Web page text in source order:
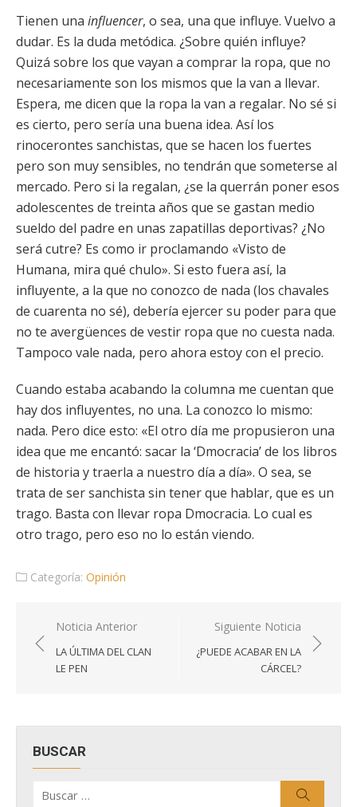
Tienen una influencer, o sea, una que influye. Vuelvo a
dudar. Es la duda metódica. ¿Sobre quién influye?
Quizá sobre los que vayan a comprar la ropa, que no
necesariamente son los mismos que la van a llevar.
Espera, me dicen que la ropa la van a regalar. No sé si
es cierto, pero sería una buena idea. Así los
rinocerontes sanchistas, que se hacen los fuertes
pero son muy sensibles, no tendrán que someterse al
mercado. Pero si la regalan, ¿se la querrán poner esos
adolescentes de treinta años que se gastan medio
sueldo del padre en unas zapatillas deportivas? ¿No
será cutre? Es como ir proclamando «Visto de
Humana, mira qué chulo». Si esto fuera así, la
influyente, a la que no conozco de nada (los chavales
de cuarenta no sé), debería ejercer su poder para que
no te avergüences de vestir ropa que no cuesta nada.
Tampoco vale nada, pero ahora estoy con el precio.
Cuando estaba acabando la columna me cuentan que
hay dos influyentes, no una. La conozco lo mismo:
nada. Pero dice esto: «El otro día me propusieron una
idea que me encantó: sacar la ‘Dmocracia’ de los libros
de historia y traerla a nuestro día a día». O sea, se
trata de ser sanchista sin tener que hablar, que es un
trago. Basta con llevar ropa Dmocracia. Lo cual es
otro trago, pero eso no lo están viendo.
Categoría: Opinión
Navegación
de
entradas
Noticia Anterior
LA ÚLTIMA DEL CLAN
LE PEN
Siguiente Noticia
¿PUEDE ACABAR EN LA
CÁRCEL?
BUSCAR
por: